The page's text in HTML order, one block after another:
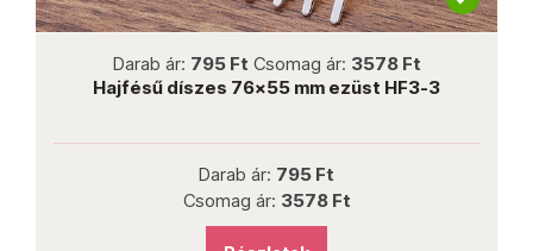
Darab ár:795 Ft Csomag ár:3578 Ft
Hajfésű díszes 76x55 mm ezüst HF3-3
Darab ár:795 Ft
Csomag ár:3578 Ft